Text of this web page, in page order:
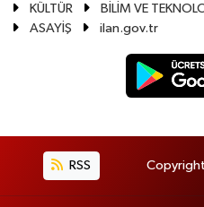
KÜLTÜR
BİLİM VE
ASAYİŞ
ilan.gov.tr
RSS Copyright